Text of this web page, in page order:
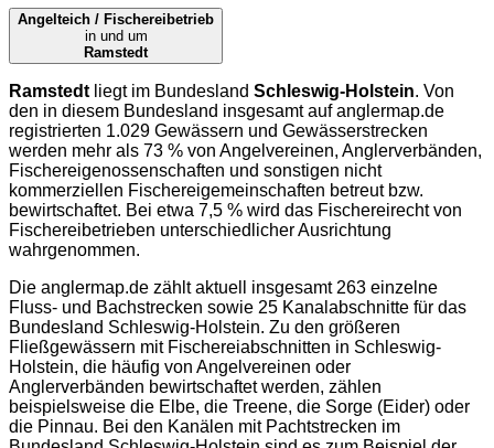
Angelteich / Fischereibetrieb
in und um
Ramstedt
Ramstedt liegt im Bundesland Schleswig-Holstein. Von
den in diesem Bundesland insgesamt aufanglermap.de
registrierten 1.029 Gewässern und Gewässerstrecken
werden mehr als 73 % von Angelvereinen, Anglerverbänden,
Fischereigenossenschaften und sonstigen nicht
kommerziellen Fischereigemeinschaften betreut bzw.
bewirtschaftet. Bei etwa 7,5 % wird das Fischereirecht von
Fischereibetrieben unterschiedlicher Ausrichtung
wahrgenommen.
Die anglermap.de zählt aktuell insgesamt 263 einzelne
Fluss- und Bachstrecken sowie 25 Kanalabschnitte für das
Bundesland Schleswig-Holstein. Zu den größeren
Fließgewässern mit Fischereiabschnitten in Schleswig-
Holstein, die häufig von Angelvereinen oder
Anglerverbänden bewirtschaftet werden, zählen
beispielsweise die Elbe, die Treene, die Sorge (Eider) oder
die Pinnau. Bei den Kanälen mit Pachtstrecken im